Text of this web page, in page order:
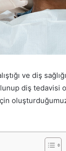
ve diş
diş tedavisi